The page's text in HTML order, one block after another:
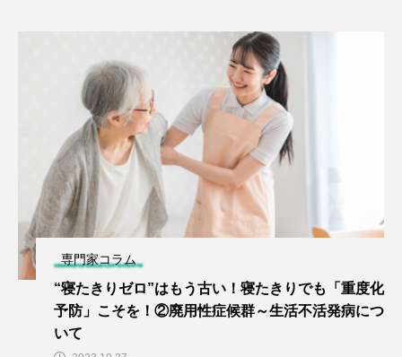
専門家コラム
“寝たきりゼロ”はもう古い！寝たきりでも「重度化
予防」こそを！②廃用性症候群～生活不活発病につ
いて